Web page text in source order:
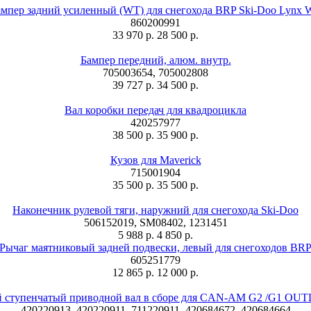
задний усиленный (WT) для снегохода BRP Ski-Doo Lynx
860200991
33 970 р. 28 500 р.
Бампер передний, алюм. внутр.
705003654, 705002808
39 727 р. 34 500 р.
Вал коробки передач для квадроцикла
420257977
38 500 р. 35 900 р.
Кузов для Maverick
715001904
35 500 р. 35 500 р.
Наконечник рулевой тяги, наружний для снегохода Ski-Doo
506152019, SM08402, 1231451
5 988 р. 4 850 р.
Рычаг маятниковый задней подвески, левый для снегоходов BRP
605251779
12 865 р. 12 000 р.
ступенчатый приводной вал в сборе для CAN-AM G2 /G1